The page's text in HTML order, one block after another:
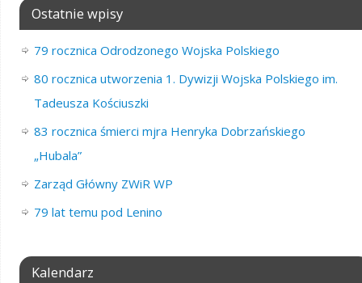
Ostatnie wpisy
79 rocznica Odrodzonego Wojska Polskiego
80 rocznica utworzenia 1. Dywizji Wojska Polskiego im.
Tadeusza Kościuszki
83 rocznica śmierci mjra Henryka Dobrzańskiego
„Hubala”
Zarząd Główny ZWiR WP
79 lat temu pod Lenino
Kalendarz